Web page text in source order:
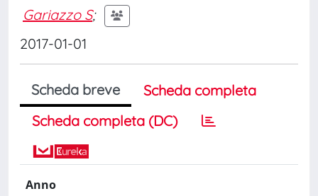
Gariazzo S;
2017-01-01
Scheda breve
Scheda completa
Scheda completa (DC)
Anno